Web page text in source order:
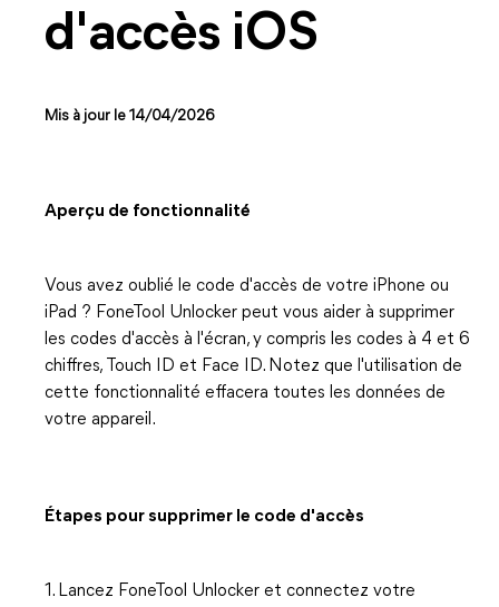
d'accès iOS
Mis à jour le 14/04/2026
Aperçu de fonctionnalité
Vous avez oublié le code d'accès de votre iPhone ou
iPad ? FoneTool Unlocker peut vous aider à supprimer
les codes d'accès à l'écran, y compris les codes à 4 et 6
chiffres, Touch ID et Face ID. Notez que l'utilisation de
cette fonctionnalité effacera toutes les données de
votre appareil.
Étapes pour supprimer le code d'accès
1. Lancez FoneTool Unlocker et connectez votre